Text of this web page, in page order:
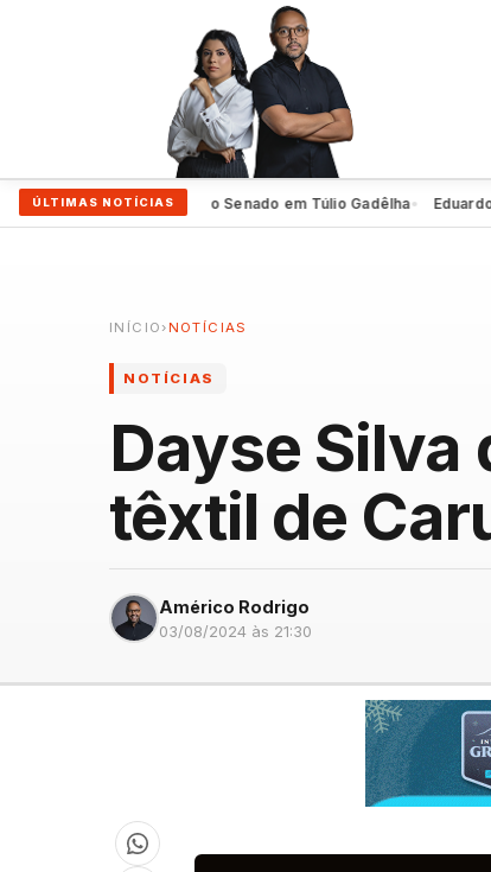
ÚLTIMAS NOTÍCIAS
oficializa 2º voto ao Senado em Túlio Gadêlha● Eduardo da
INÍCIO ›NOTÍCIAS
NOTÍCIAS
Dayse
têxtil de
Américo Rodrigo
03/08/2024 às 21:30